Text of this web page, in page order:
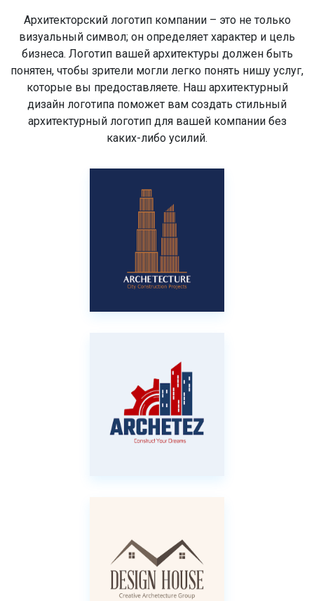
Архитекторский логотип компании – это не только
визуальный символ; он определяет характер и цель
бизнеса. Логотип вашей архитектуры должен быть
понятен, чтобы зрители могли легко понять нишу услуг,
которые вы предоставляете. Наш архитектурный
дизайн логотипа поможет вам создать стильный
архитектурный логотип для вашей компании без
каких-либо усилий.